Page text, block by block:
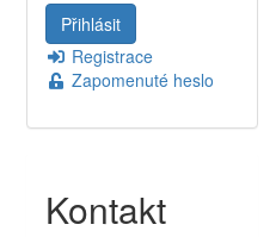
Registrace
Zapomenuté heslo
Kontakt